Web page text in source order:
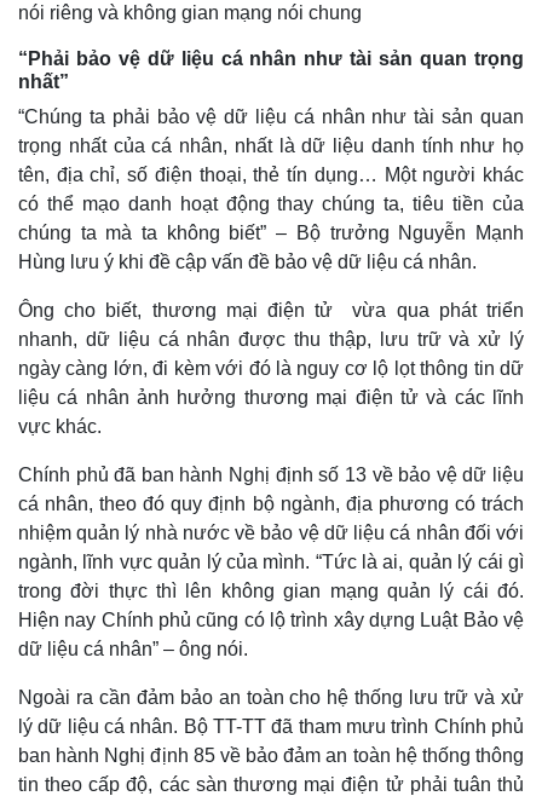
nói riêng và không gian mạng nói chung
“Phải bảo vệ dữ liệu cá nhân như tài sản quan trọng
nhất”
“Chúng ta phải bảo vệ dữ liệu cá nhân như tài sản quan
trọng nhất của cá nhân, nhất là dữ liệu danh tính như họ
tên, địa chỉ, số điện thoại, thẻ tín dụng… Một người khác
có thể mạo danh hoạt động thay chúng ta, tiêu tiền của
chúng ta mà ta không biết” – Bộ trưởng Nguyễn Mạnh
Hùng lưu ý khi đề cập vấn đề bảo vệ dữ liệu cá nhân.
Ông cho biết, thương mại điện tử vừa qua phát triển
nhanh, dữ liệu cá nhân được thu thập, lưu trữ và xử lý
ngày càng lớn, đi kèm với đó là nguy cơ lộ lọt thông tin dữ
liệu cá nhân ảnh hưởng thương mại điện tử và các lĩnh
vực khác.
Chính phủ đã ban hành Nghị định số 13 về bảo vệ dữ liệu
cá nhân, theo đó quy định bộ ngành, địa phương có trách
nhiệm quản lý nhà nước về bảo vệ dữ liệu cá nhân đối với
ngành, lĩnh vực quản lý của mình. “Tức là ai, quản lý cái gì
trong đời thực thì lên không gian mạng quản lý cái đó.
Hiện nay Chính phủ cũng có lộ trình xây dựng Luật Bảo vệ
dữ liệu cá nhân” – ông nói.
Ngoài ra cần đảm bảo an toàn cho hệ thống lưu trữ và xử
lý dữ liệu cá nhân. Bộ TT-TT đã tham mưu trình Chính phủ
ban hành Nghị định 85 về bảo đảm an toàn hệ thống thông
tin theo cấp độ, các sàn thương mại điện tử phải tuân thủ